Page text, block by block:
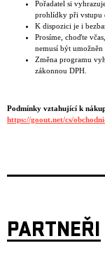
Pořadatel si
prohlídky při vstupu
K dispozici je i
Prosíme, choďte
nemusí být umožněn
Změna programu
zákonnou DPH.
Podmínky vztahující k
https://goout.net/cs/
PARTNEŘI